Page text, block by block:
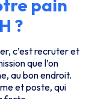
pain
?
c’est recruter et
que l’on
au bon endroit.
et poste, qui